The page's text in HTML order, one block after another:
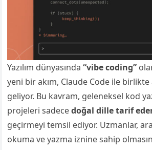
Yazılım dünyasında“vibe coding”
yeni bir akım, Claude Code ile birlikte
geliyor. Bu kavram, geleneksel kod
projeleri sadecedoğal dille tarif
geçirmeyi temsil ediyor. Uzmanlar,
okuma ve yazma iznine sahip